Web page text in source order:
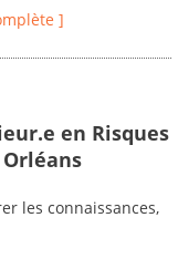
]
en Risques
les connaissances,